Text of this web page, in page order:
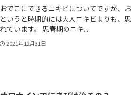
おでこにできるニキビについてですが、
というと時期的には大人ニキビよりも、
れています。 思春期のニキ...
2021年12月31日